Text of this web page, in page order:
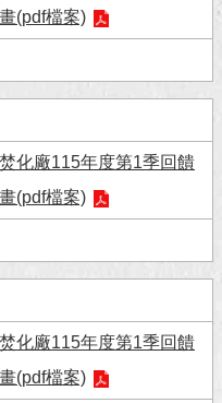
(pdf檔案)
化廠115年度第1季回饋
(pdf檔案)
化廠115年度第1季回饋
(pdf檔案)